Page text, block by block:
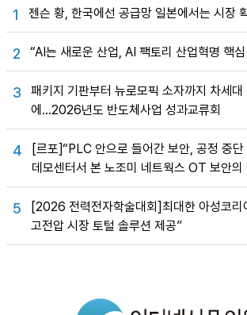
1 젠슨 황, 한국에선 공급망 일본에서는 시장
2 “AI는 새로운 산업, AI 팩토리 산업혁명 핵
3
패키지 기판부터 뉴로모픽 소자까지 차세대
에…2026년도 반도체사업 성과교류회
4
[르포]“PLC 안으로 들어간 보안, 공정 중
데모센터서 본 노조미 네트웍스 OT 보안의
5
[2026 전력전자학술대회]최대한 아성코리
고전압 시장 토털 솔루션 제공”